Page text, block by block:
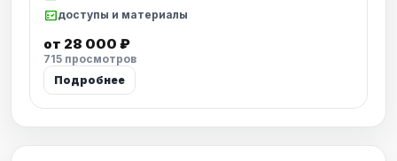
fact_checkдоступы и материалы
от 28 000 ₽
715 просмотров
Подробнее